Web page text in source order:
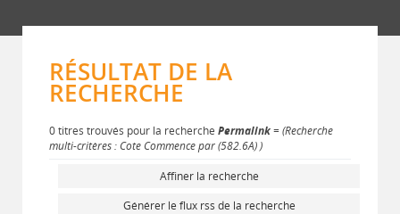
RÉSULTAT DE LA
RECHERCHE
0 titres trouvés pour la recherche Permalink= (Recherche
multi-critères : Cote Commence par (582.6A) )
Affiner la recherche
Générer le flux rss de la recherche